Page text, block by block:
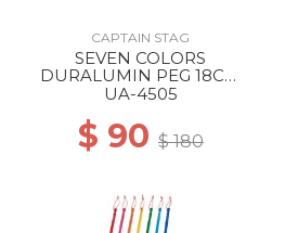
CAPTAIN STAG
SEVEN COLORS
DURALUMIN PEG 18CM
--
UA-4505
$ 90 $ 180